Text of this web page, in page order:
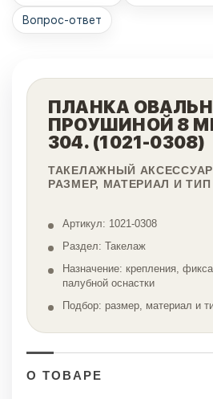
Вопрос-ответ
ПЛАНКА
ПРОУШИНОЙ 8
304. (1021-0308)
ТАКЕЛАЖНЫЙ АКСЕССУАР
РАЗМЕР, МАТЕРИАЛ И
Артикул: 1021-0308
Раздел: Такелаж
Назначение: крепления,
палубной оснастки
Подбор: размер, материал и
О ТОВАРЕ